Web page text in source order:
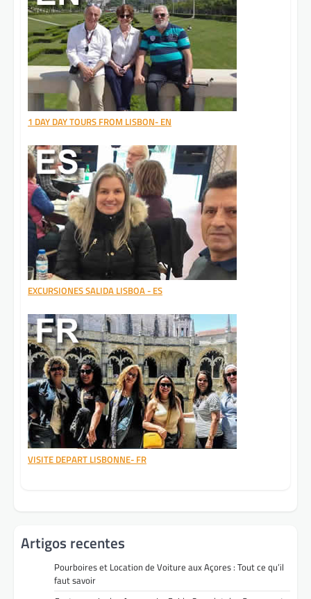
1 DAY DAY TOURS FROM LISBON- EN
EXCURSIONES SALIDA LISBOA - ES
VISITE DEPART LISBONNE- FR
Artigos recentes
Pourboires et Location de Voiture aux Açores : Tout ce qu’il
faut savoir